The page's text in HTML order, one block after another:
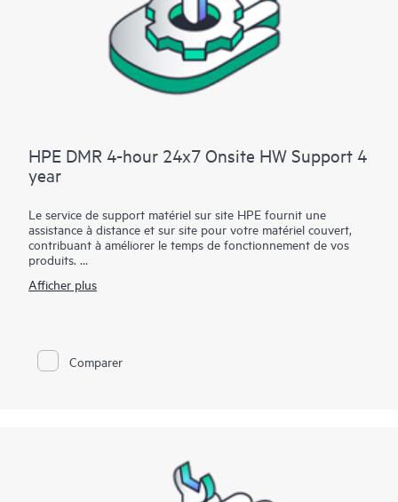
HPE DMR 4-hour 24x7 Onsite HW Support 4
year
Le service de support matériel sur site HPE fournit une
assistance à distance et sur site pour votre matériel couvert,
contribuant à améliorer le temps de fonctionnement de vos
produits.
Vous avez la possibilité de choisir entre plusieurs options de
besoins de services.
Afficher plus
Comparer